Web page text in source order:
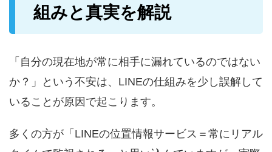
組みと真実を解説
「自分の現在地が常に相手に漏れているのではない
か？」という不安は、LINEの仕組みを少し誤解して
いることが原因で起こります。
多くの方が「LINEの位置情報サービス＝常にリアル